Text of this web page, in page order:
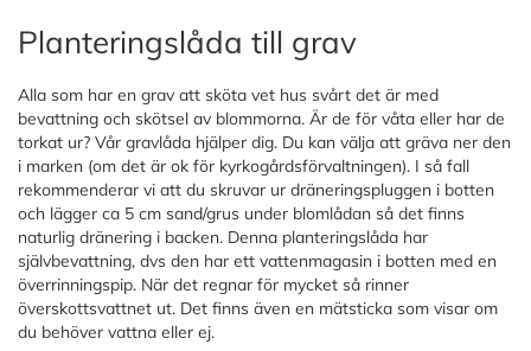
Planteringslåda till grav
Alla som har en grav att sköta vet hus svårt det är med
bevattning och skötsel av blommorna. Är de för våta eller har de
torkat ur? Vår gravlåda hjälper dig. Du kan välja att gräva ner den
i marken (om det är ok för kyrkogårdsförvaltningen). I så fall
rekommenderar vi att du skruvar ur dräneringspluggen i botten
och lägger ca 5 cm sand/grus under blomlådan så det finns
naturlig dränering i backen. Denna planteringslåda har
självbevattning, dvs den har ett vattenmagasin i botten med en
överrinningspip. När det regnar för mycket så rinner
överskottsvattnet ut. Det finns även en mätsticka som visar om
du behöver vattna eller ej.